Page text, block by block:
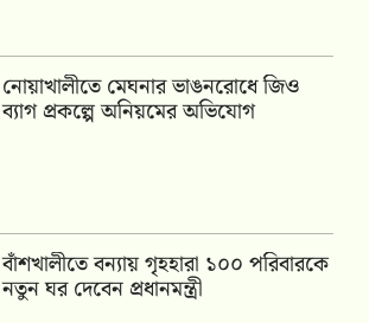
নোয়াখালীতে মেঘনার ভাঙনরোধে জিও
ব্যাগ প্রকল্পে অনিয়মের অভিযোগ
বাঁশখালীতে বন্যায় গৃহহারা ১০০ পরিবারকে
নতুন ঘর দেবেন প্রধানমন্ত্রী